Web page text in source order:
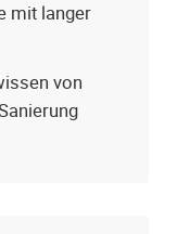
mit langer
von